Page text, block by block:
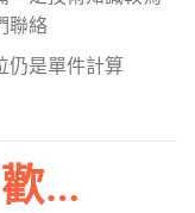
聯絡
仍是單件計算
…